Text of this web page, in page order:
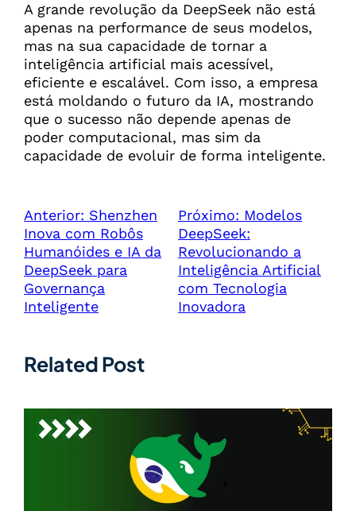
A grande revolução da DeepSeek não está
apenas na performance de seus modelos,
mas na sua capacidade de tornar a
inteligência artificial mais acessível,
eficiente e escalável. Com isso, a empresa
está moldando o futuro da IA, mostrando
que o sucesso não depende apenas de
poder computacional, mas sim da
capacidade de evoluir de forma inteligente.
Anterior: Shenzhen
Inova com Robôs
Humanóides e IA da
DeepSeek para
Governança
Inteligente
Próximo: Modelos
DeepSeek:
Revolucionando a
Inteligência Artificial
com Tecnologia
Inovadora
Related Post